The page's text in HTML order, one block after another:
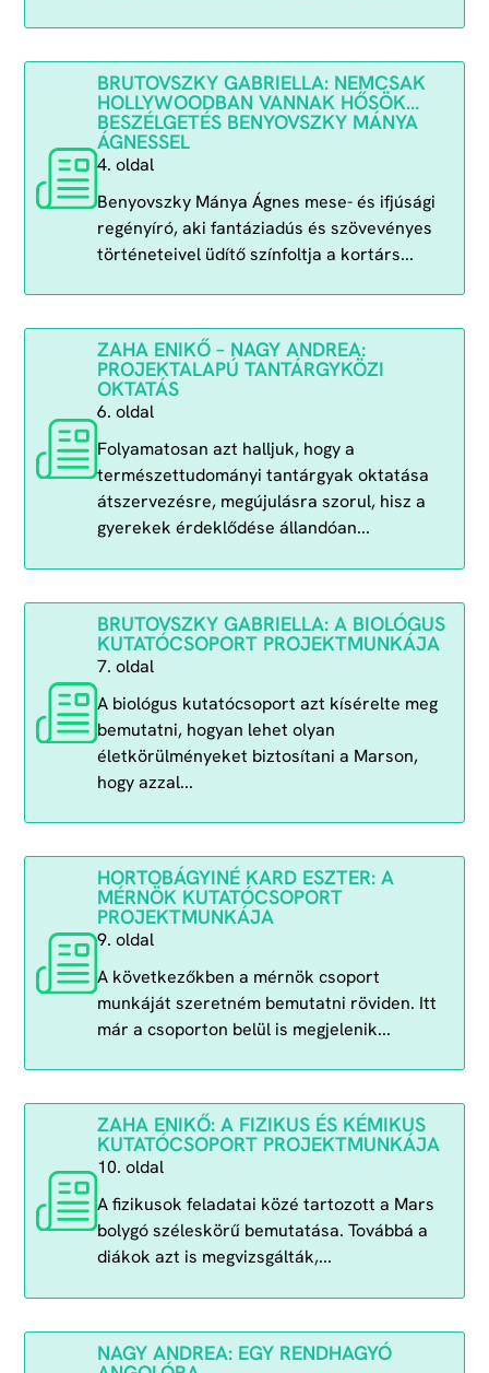
BRUTOVSZKY GABRIELLA: NEMCSAK
HOLLYWOODBAN VANNAK HŐSÖK…
BESZÉLGETÉS BENYOVSZKY MÁNYA
ÁGNESSEL
4. oldal
Benyovszky Mánya Ágnes mese- és ifjúsági
regényíró, aki fantáziadús és szövevényes
történeteivel üdítő színfoltja a kortárs...
ZAHA ENIKŐ – NAGY ANDREA:
PROJEKTALAPÚ TANTÁRGYKÖZI
OKTATÁS
6. oldal
Folyamatosan azt halljuk, hogy a
természettudományi tantárgyak oktatása
átszervezésre, megújulásra szorul, hisz a
gyerekek érdeklődése állandóan...
BRUTOVSZKY GABRIELLA: A BIOLÓGUS
KUTATÓCSOPORT PROJEKTMUNKÁJA
7. oldal
A biológus kutatócsoport azt kísérelte meg
bemutatni, hogyan lehet olyan
életkörülményeket biztosítani a Marson,
hogy azzal...
HORTOBÁGYINÉ KARD ESZTER: A
MÉRNÖK KUTATÓCSOPORT
PROJEKTMUNKÁJA
9. oldal
A következőkben a mérnök csoport
munkáját szeretném bemutatni röviden. Itt
már a csoporton belül is megjelenik...
ZAHA ENIKŐ: A FIZIKUS ÉS KÉMIKUS
KUTATÓCSOPORT PROJEKTMUNKÁJA
10. oldal
A fizikusok feladatai közé tartozott a Mars
bolygó széleskörű bemutatása. Továbbá a
diákok azt is megvizsgálták,...
NAGY ANDREA: EGY RENDHAGYÓ